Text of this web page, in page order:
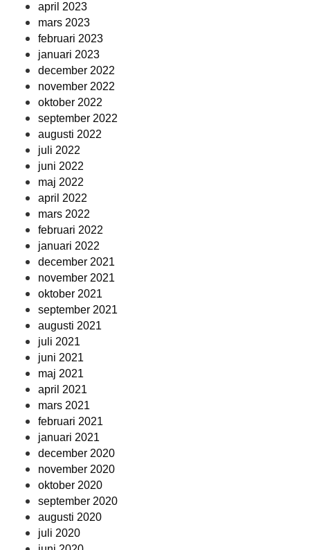
april 2023
mars 2023
februari 2023
januari 2023
december 2022
november 2022
oktober 2022
september 2022
augusti 2022
juli 2022
juni 2022
maj 2022
april 2022
mars 2022
februari 2022
januari 2022
december 2021
november 2021
oktober 2021
september 2021
augusti 2021
juli 2021
juni 2021
maj 2021
april 2021
mars 2021
februari 2021
januari 2021
december 2020
november 2020
oktober 2020
september 2020
augusti 2020
juli 2020